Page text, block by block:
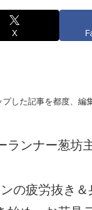
X
した記事を都度、編
ランナー葱坊
の疲労抜き